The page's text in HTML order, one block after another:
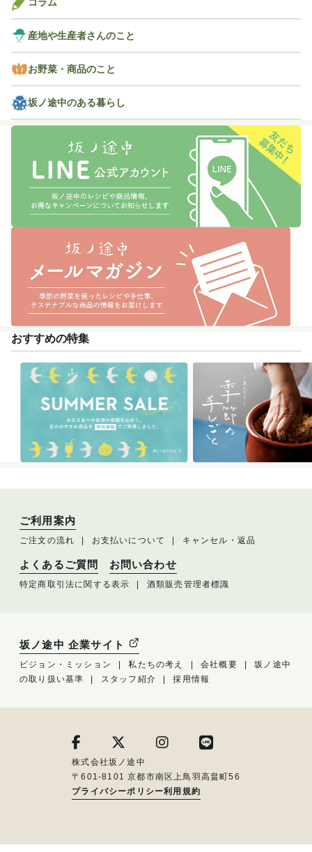
産地や生産者さんのこと
お野菜・商品のこと
坂ノ途中のある暮らし
おすすめの特集
ご利用案内
ご注文の流れ お支払いについて キャンセル・返品
よくあるご質問 お問い合わせ
特定商取引法に関する表示 酒類販売管理者標識
坂ノ途中 企業サイト
ビジョン・ミッション 私たちの考え 会社概要
坂ノ途中
の取り扱い基準
スタッフ紹介 採用情報
株式会社坂ノ途中
〒601-8101 京都市南区上鳥羽高畠町56
プライバシーポリシー利用規約